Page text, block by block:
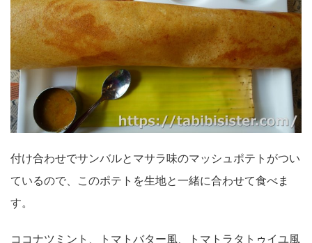
付け合わせでサンバルとマサラ味のマッシュポテトがつい
ているので、このポテトを生地と一緒に合わせて食べま
す。
ココナツミント、トマトバター風、トマトラタトゥイユ風